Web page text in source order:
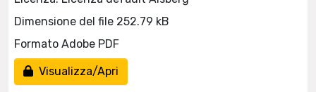
Dimensione del file 252.79 kB
Formato Adobe PDF
Visualizza/Apri